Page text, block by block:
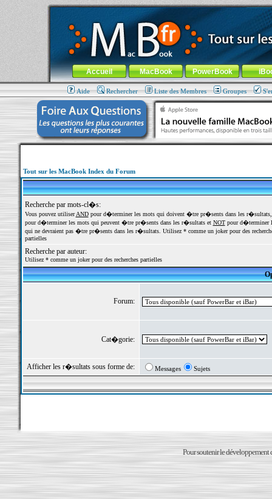
MacBook-fr.com : 100% Apple... 100% nomade !
Aller au contenu-Aller au menu général-Aller au menu de
Menu général
Accueil MacBook PowerBook
Aide Rechercher Liste des Membres Groupes
Tout sur les MacBook Index du Forum
Recherche par mots-cl�s:
Vous pouvez utiliserANDpour d�terminer les mots qui doivent �tre pr�sents dans les
pour d�terminer les mots qui peuvent �tre pr�sents dans les r�sultats et NOTpour d�terminer
qui ne devraient pas �tre pr�sents dans les r�sultats. Utilisez * comme un joker pour des
partielles
Recherche par auteur:
Utilisez * comme un joker pour des recherches partielles
Forum:
Cat�gorie:
Afficher les r�sultats sous forme de: Messages Sujets
Pour soutenir le développement